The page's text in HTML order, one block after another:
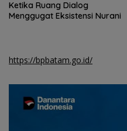
Ketika Ruang Dialog
Menggugat Eksistensi Nurani
https://bpbatam.go.id/